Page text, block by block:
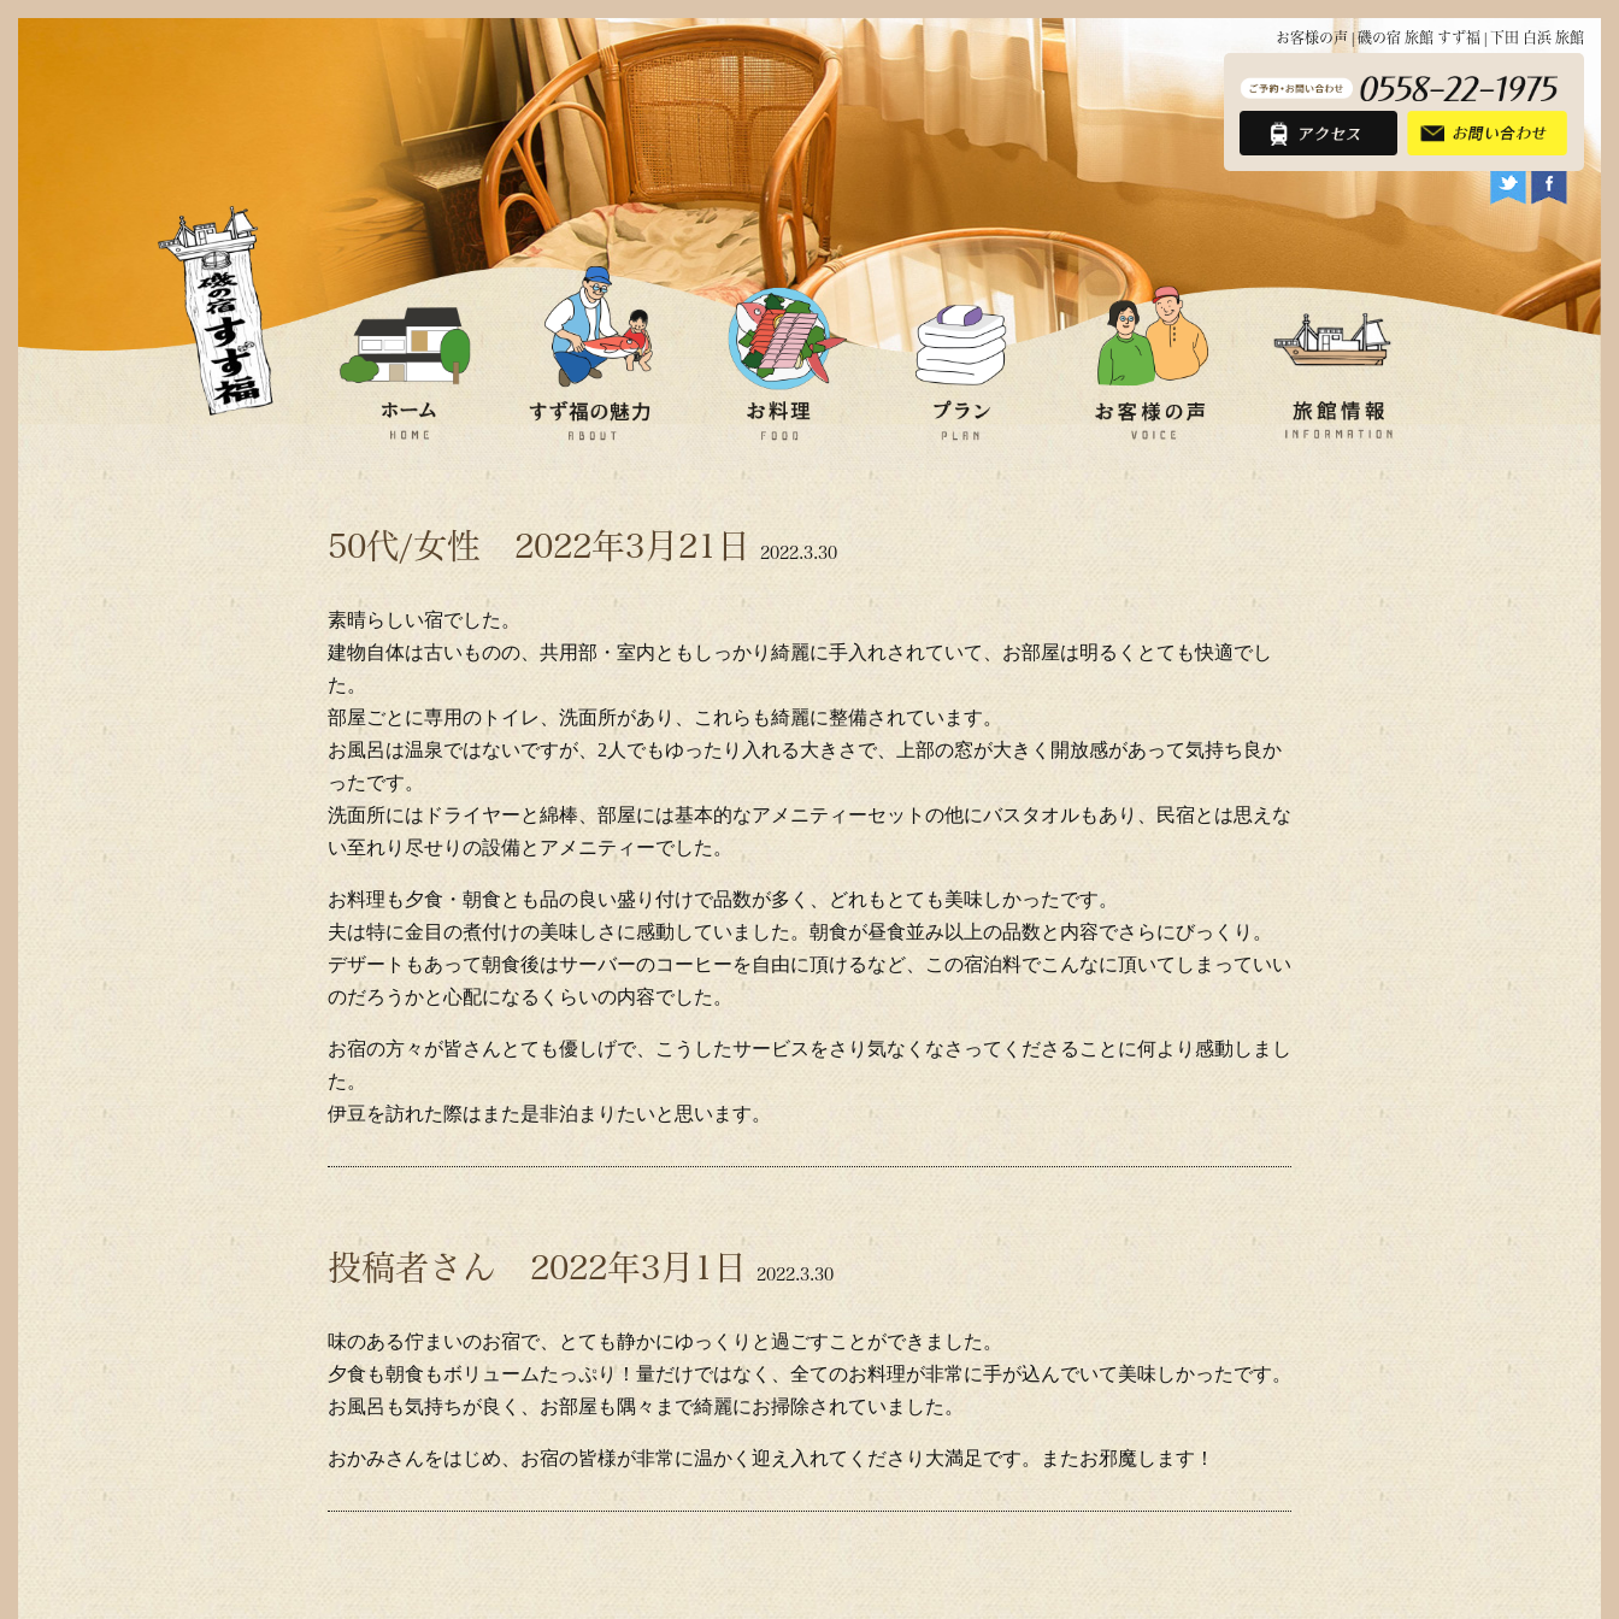
お客様の声 | 磯の宿 旅館 すず福 | 下田 白浜 旅館
フォトギャラリー
50代/女性 2022年3月21日 2022.3.30
素晴らしい宿でした。
建物自体は古いものの、共用部・室内ともしっかり綺麗に手入れされていて、お部屋は明るくとても快適でし
た。
部屋ごとに専用のトイレ、洗面所があり、これらも綺麗に整備されています。
お風呂は温泉ではないですが、2人でもゆったり入れる大きさで、上部の窓が大きく開放感があって気持ち良か
ったです。
洗面所にはドライヤーと綿棒、部屋には基本的なアメニティーセットの他にバスタオルもあり、民宿とは思えな
い至れり尽せりの設備とアメニティーでした。
お料理も夕食・朝食とも品の良い盛り付けで品数が多く、どれもとても美味しかったです。
夫は特に金目の煮付けの美味しさに感動していました。朝食が昼食並み以上の品数と内容でさらにびっくり。
デザートもあって朝食後はサーバーのコーヒーを自由に頂けるなど、この宿泊料でこんなに頂いてしまっていい
のだろうかと心配になるくらいの内容でした。
お宿の方々が皆さんとても優しげで、こうしたサービスをさり気なくなさってくださることに何より感動しまし
た。
伊豆を訪れた際はまた是非泊まりたいと思います。
投稿者さん 2022年3月1日 2022.3.30
味のある佇まいのお宿で、とても静かにゆっくりと過ごすことができました。
夕食も朝食もボリュームたっぷり！量だけではなく、全てのお料理が非常に手が込んでいて美味しかったです。
お風呂も気持ちが良く、お部屋も隅々まで綺麗にお掃除されていました。
おかみさんをはじめ、お宿の皆様が非常に温かく迎え入れてくださり大満足です。またお邪魔します！